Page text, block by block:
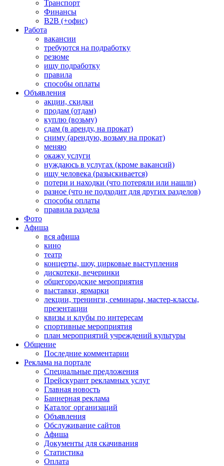
Транспорт
Финансы
B2B (+офис)
Работа
вакансии
требуются на подработку
резюме
ищу подработку
правила
способы оплаты
Объявления
акции, скидки
продам (отдам)
куплю (возьму)
сдам (в аренду, на прокат)
сниму (арендую, возьму на прокат)
меняю
окажу услуги
нуждаюсь в услугах (кроме вакансий)
ищу человека (разыскивается)
потери и находки (что потеряли или нашли)
разное (что не подходит для других разделов)
способы оплаты
правила раздела
Фото
Афиша
вся афиша
кино
театр
концерты, шоу, цирковые выступления
дискотеки, вечеринки
общегородские мероприятия
выставки, ярмарки
лекции, тренинги, семинары, мастер-классы,
презентации
квизы и клубы по интересам
спортивные мероприятия
план мероприятий учреждений культуры
Общение
Последние комментарии
Реклама на портале
Специальные предложения
Прейскурант рекламных услуг
Главная новость
Баннерная реклама
Каталог организаций
Объявления
Обслуживание сайтов
Афиша
Документы для скачивания
Статистика
Оплата